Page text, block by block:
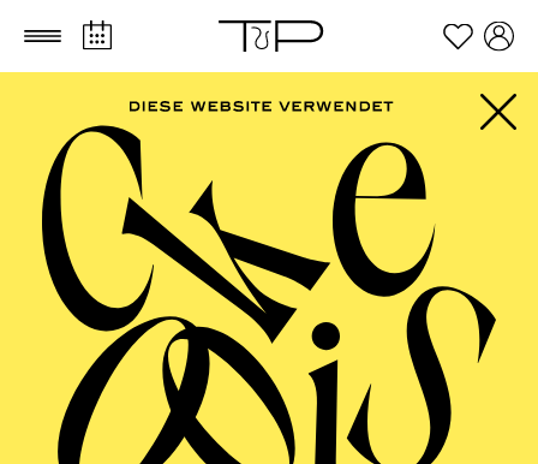
Zum Hauptinhalt springen Zum Footer springen
PHILHARMONIE